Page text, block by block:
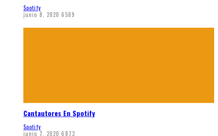
Spotify
junio 8, 2020 6589
Cantautores En Spotify
Spotify
junio 7, 2020 6873